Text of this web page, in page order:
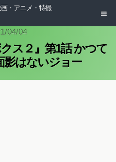
・アニメ・特撮
04/04
クス２』第1話 かつて
影はないジョー